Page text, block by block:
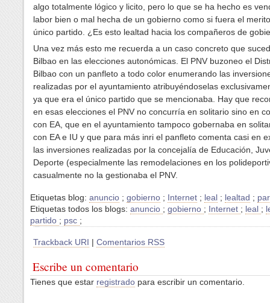
algo totalmente lógico y licito, pero lo que se ha hecho es
labor bien o mal hecha de un gobierno como si fuera el
único partido. ¿Es esto lealtad hacia los compañeros de
Una vez más esto me recuerda a un caso concreto que
Bilbao en las elecciones autonómicas. El PNV buzoneo el
Bilbao con un panfleto a todo color enumerando las
realizadas por el ayuntamiento atribuyéndoselas
ya que era el único partido que se mencionaba. Hay que
en esas elecciones el PNV no concurría en solitario sino en
con EA, que en el ayuntamiento tampoco gobernaba en
con EA e IU y que para más inri el panfleto comenta casi en
las inversiones realizadas por la concejalía de Educación,
Deporte (especialmente las remodelaciones en los
casualmente no la gestionaba el PNV.
Etiquetas blog: anuncio ; gobierno ; Internet ; leal ; lealtad ;
Etiquetas todos los blogs: anuncio ; gobierno ; Internet ; leal ;
partido ; psc ;
Trackback URI | Comentarios RSS
Escribe un comentario
Tienes que estar registrado para escribir un comentario.